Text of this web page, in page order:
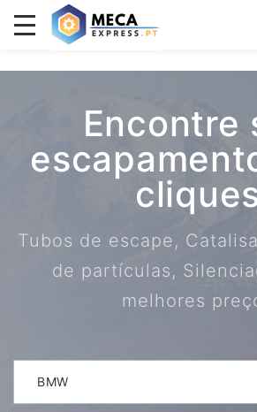
Encontre
Tubos de escape,
de partículas,
melhores
BMW